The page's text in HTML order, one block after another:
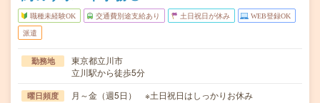
職種未経験OK 交通費別途支給あり 土日祝日が休み WEB登録OK
派遣
勤務地
東京都立川市
立川駅から徒歩5分
曜日頻度 月～金（週5日） ※土日祝日はしっかりお休み